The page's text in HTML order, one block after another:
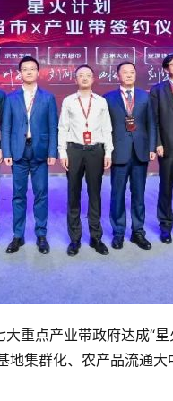
大重点产业带政府达成“
集群化、农产品流通